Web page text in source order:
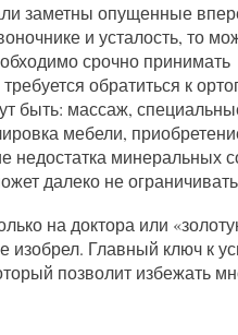
заметны опущенные
и усталость, то
срочно принимать
обратиться к
быть: массаж,
мебели,
недостатка минеральных
далеко не
на доктора или
изобрел. Главный ключ к
позволит избежать